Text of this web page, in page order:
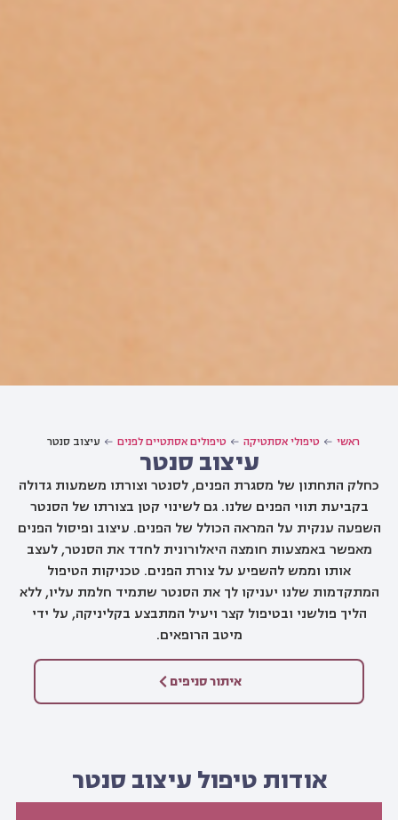
ראשי טיפולי אסתטיקה טיפולים אסתטיים לפנים עיצוב סנטר
עיצוב סנטר
כחלק התחתון של מסגרת הפנים, לסנטר וצורתו משמעות גדולה
בקביעת תווי הפנים שלנו. גם לשינוי קטן בצורתו של הסנטר
השפעה ענקית על המראה הכולל של הפנים. עיצוב ופיסול הפנים
מאפשר באמצעות חומצה היאלורונית לחדד את הסנטר, לעצב
אותו וממש להשפיע על צורת הפנים. טכניקות הטיפול
המתקדמות שלנו יעניקו לך את הסנטר שתמיד חלמת עליו, ללא
הליך פולשני ובטיפול קצר ויעיל המתבצע בקליניקה, על ידי
מיטב הרופאים.
איתור סניפים
אודות טיפול עיצוב סנטר